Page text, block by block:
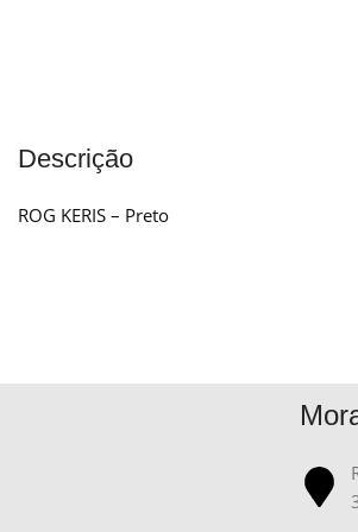
Descrição
ROG KERIS – Preto